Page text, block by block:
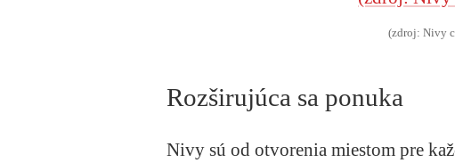
(zdroj: Nivy
Rozširujúca sa ponuka
Nivy sú od otvorenia miestom pre